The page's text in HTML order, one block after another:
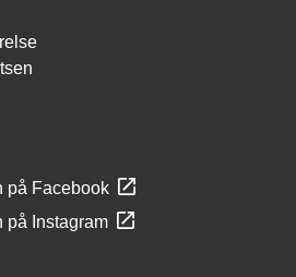
på Facebook
på Instagram